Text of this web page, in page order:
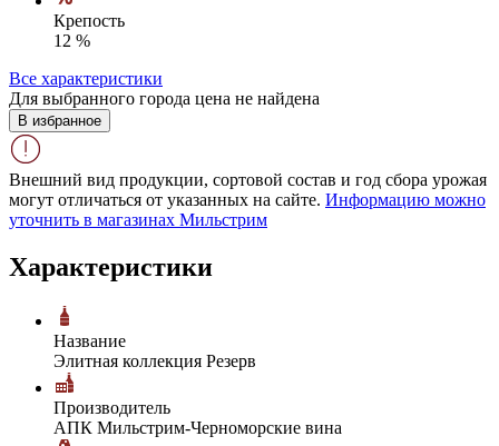
Крепость
12 %
Все характеристики
Для выбранного города цена не найдена
В избранное
Внешний вид продукции, сортовой состав и год сбора урожая
могут отличаться от указанных на сайте. Информацию можно
уточнить в магазинах Мильстрим
Характеристики
Название
Элитная коллекция Резерв
Производитель
АПК Мильстрим-Черноморские вина